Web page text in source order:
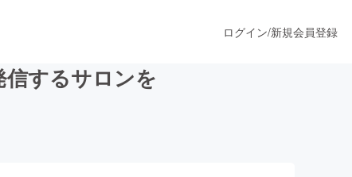
ログイン/新規会員登録
するサロンを